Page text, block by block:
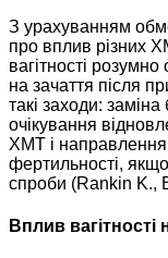
З урахуванням
про вплив різних
вагітності
на зачаття після
такі заходи:
очікування
ХМТ і направлення
фертильності, якщо
спроби (Rankin K.,
Вплив вагітності